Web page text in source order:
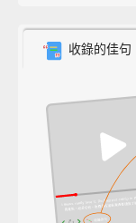
收錄的佳句